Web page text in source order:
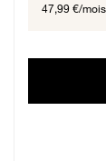
47,99 €/mois